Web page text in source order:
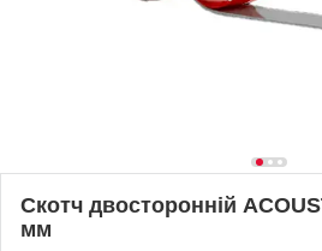
Скотч двосторонній
мм